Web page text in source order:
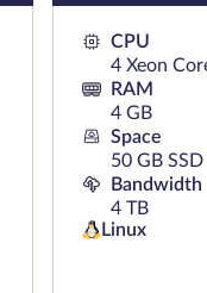
CPU
4 Xeon
RAM
4 GB
Space
50 GB SSD
Bandwidth
4 TB
Linux